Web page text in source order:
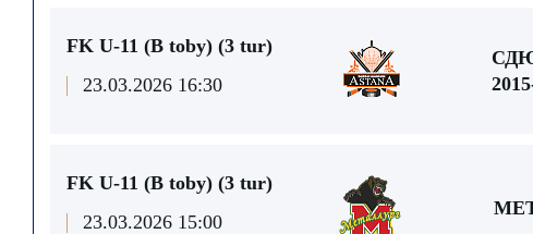
FK U-11 (В toby) (3 tur)
23.03.2026 16:30
FK U-11 (В toby) (3 tur)
23.03.2026 15:00